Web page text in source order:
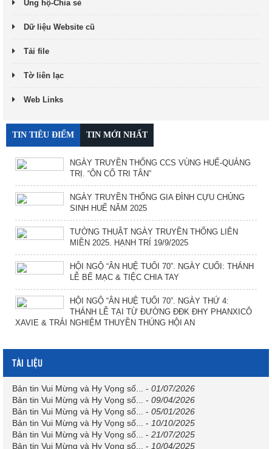
Ủng hộ-Chia sẻ
Dữ liệu Website cũ
Tải file
Tờ liên lạc
Web Links
TIN TIÊU ĐIỂM TIN MỚI NHẤT
NGÀY TRUYỀN THỐNG CCS VÙNG HUẾ-QUẢNG
TRỊ. “ÔN CỐ TRI TÂN”
NGÀY TRUYỀN THỐNG GIA ĐÌNH CỰU CHỦNG
SINH HUẾ NĂM 2025
TƯỜNG THUẬT NGÀY TRUYỀN THỐNG LIÊN
MIỀN 2025. HẠNH TRÍ 19/9/2025
HỘI NGỘ “ÂN HUỆ TUỔI 70”. NGÀY CUỐI: THÁNH
LỄ BẾ MẠC & TIỆC CHIA TAY
HỘI NGỘ “ÂN HUỆ TUỔI 70”. NGÀY THỨ 4:
THÁNH LỄ TẠI TỪ ĐƯỜNG ĐĐK ĐHY PHANXICÔ
XAVIE & TRẢI NGHIỆM THUYỀN THÚNG HỘI AN
TÀI LIỆU
Bản tin Vui Mừng và Hy Vọng số... - 01/07/2026
Bản tin Vui Mừng và Hy Vọng số...
- 09/04/2026
Bản tin Vui Mừng và Hy Vọng số...
- 05/01/2026
Bản tin Vui Mừng và Hy Vọng số...
- 10/10/2025
Bản tin Vui Mừng và Hy Vọng số...
- 21/07/2025
Bản tin Vui Mừng và Hy Vọng số...
- 10/04/2025